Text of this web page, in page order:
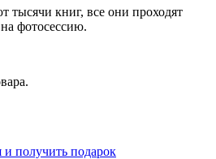
тысячи книг, все они проходят
фотосессию.
и получить подарок